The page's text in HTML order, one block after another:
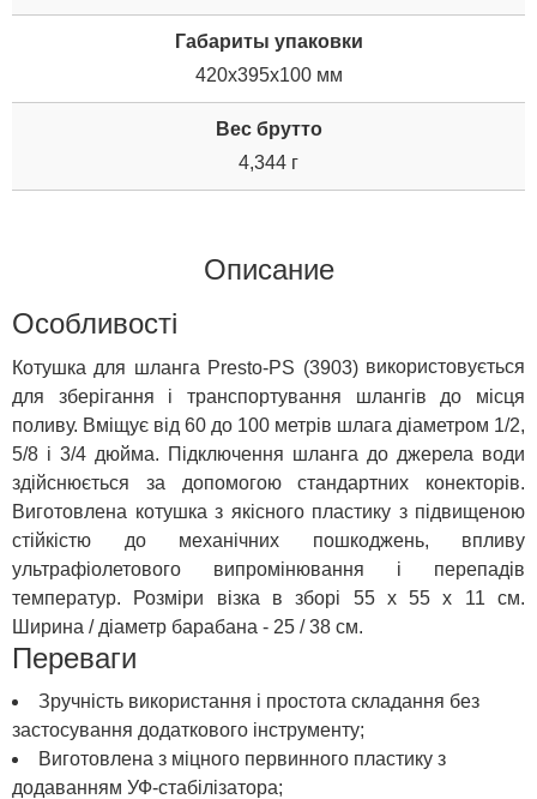
Габариты упаковки
420x395x100 мм
Вес брутто
4,344 г
Описание
Особливості
Котушка для шланга Presto-PS (3903)використовується
для зберігання і транспортування шлангів до місця
поливу. Вміщує від 60 до 100 метрів шлага діаметром 1/2,
5/8 і 3/4 дюйма. Підключення шланга до джерела води
здійснюється за допомогою стандартних конекторів.
Виготовлена котушка з якісного пластику з підвищеною
стійкістю до механічних пошкоджень, впливу
ультрафіолетового випромінювання і перепадів
температур. Розміри візка в зборі 55 х 55 х 11 см.
Ширина / діаметр барабана - 25 / 38 см.
Переваги
Зручність використання і простота складання без
застосування додаткового інструменту;
Виготовлена з міцного первинного пластику з
додаванням УФ-стабілізатора;